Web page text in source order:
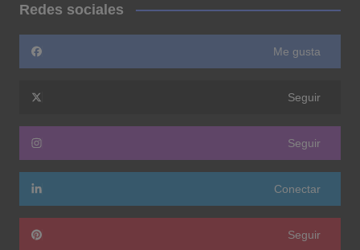
Redes sociales
Me gusta
Seguir
Seguir
Conectar
Seguir